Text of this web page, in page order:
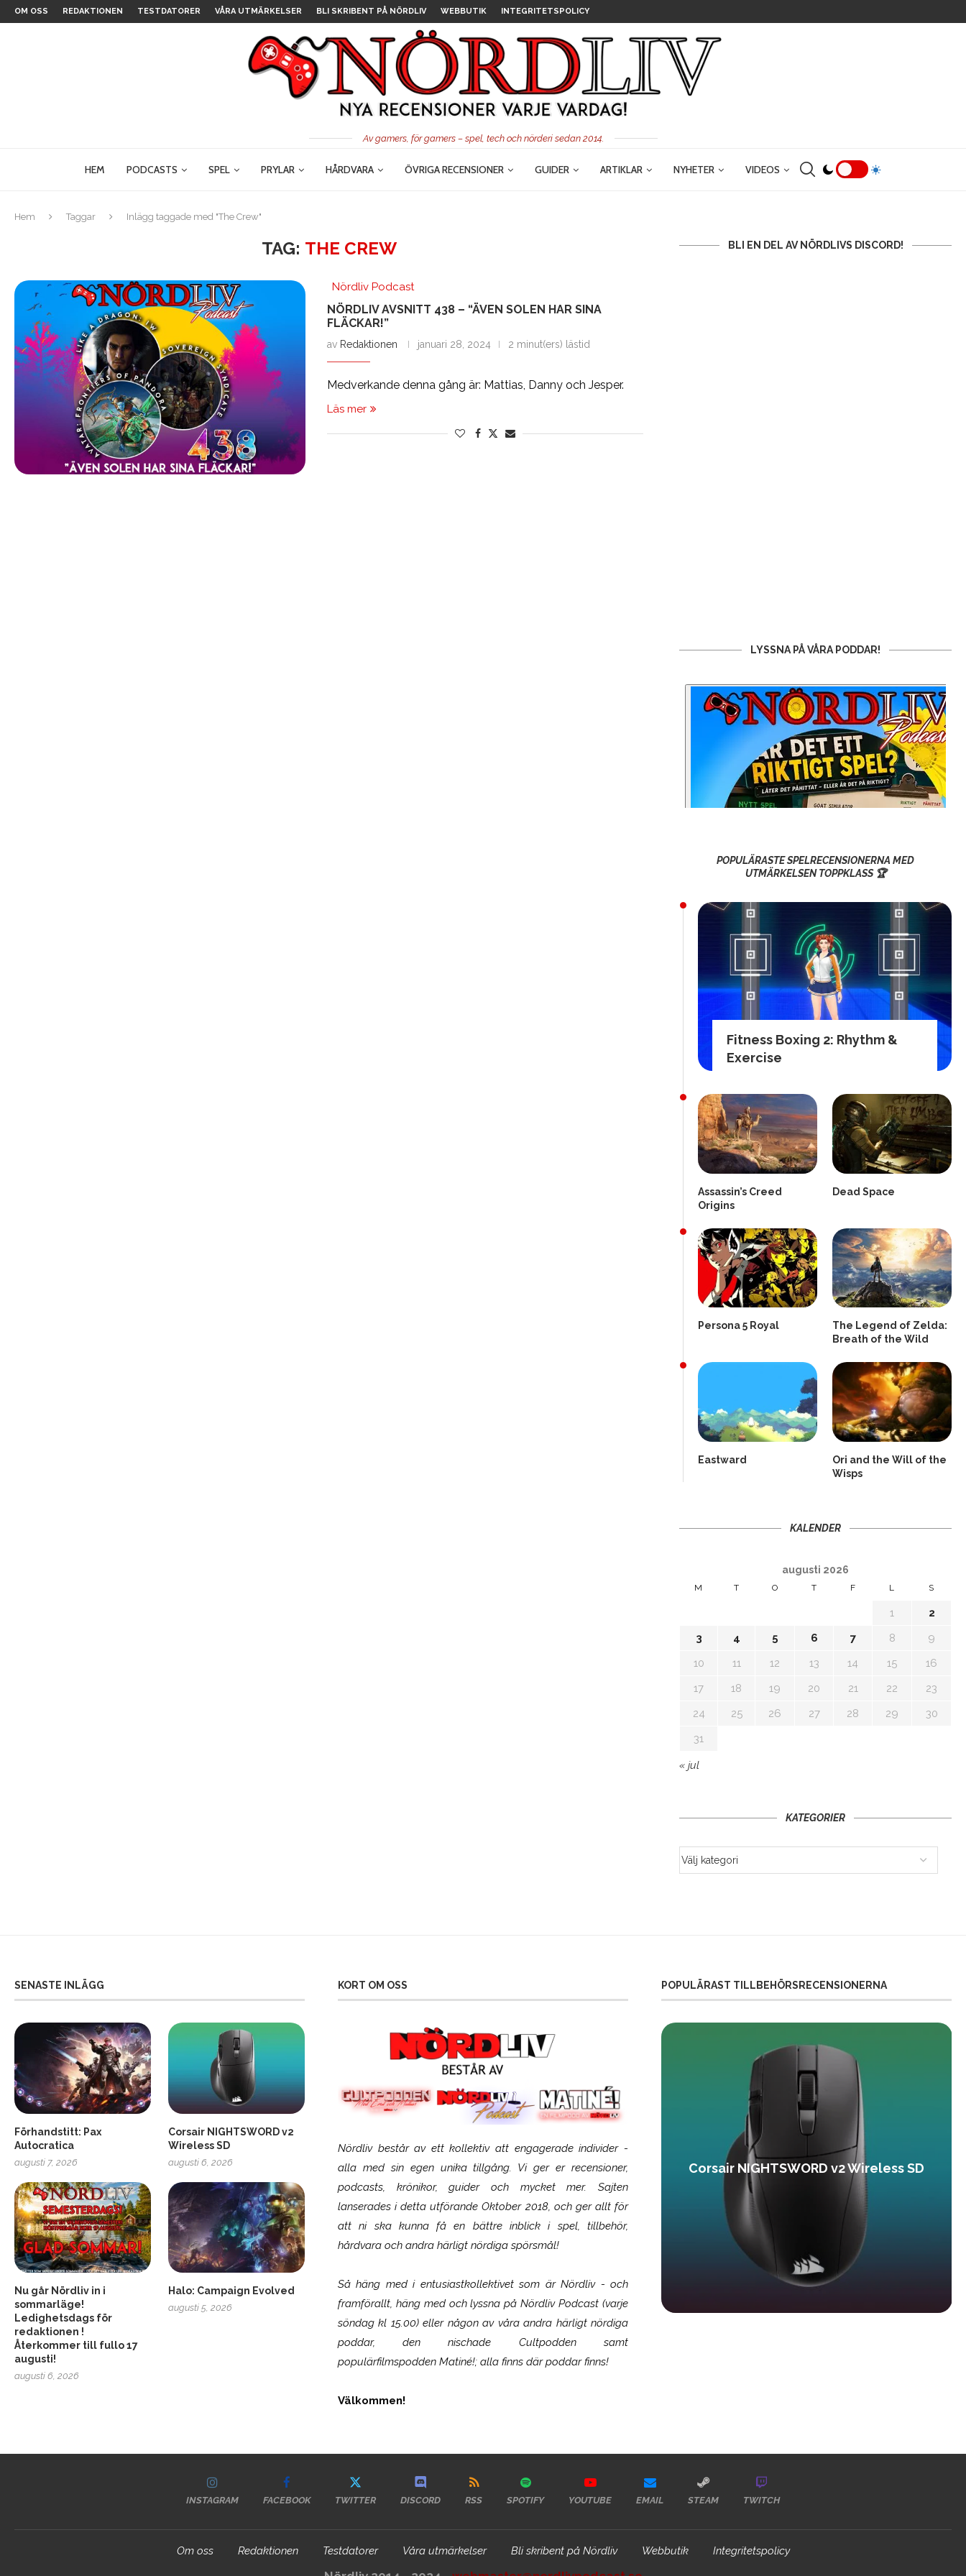
OM OSS REDAKTIONEN TESTDATORER VÅRA UTMÄRKELSER BLI SKRIBENT PÅ NÖRDLIV WEBBUTIK INTEGRITETSPOLICY
Av gamers, för gamers – spel, tech och nörderi sedan 2014.
HEM PODCASTS SPEL PRYLAR HÅRDVARA ÖVRIGA RECENSIONER GUIDER ARTIKLAR NYHETER VIDEOS
Hem Taggar Inlägg taggade med "The Crew"
TAG: THE CREW
Nördliv Podcast
NÖRDLIV AVSNITT 438 – “ÄVEN SOLEN HAR SINA
FLÄCKAR!”
av Redaktionen januari 28, 2024 2 minut(ers) lästid
Medverkande denna gång är: Mattias, Danny och Jesper.
Läs mer
BLI EN DEL AV NÖRDLIVS DISCORD!
LYSSNA PÅ VÅRA PODDAR!
POPULÄRASTE SPELRECENSIONERNA MED
UTMÄRKELSEN TOPPKLASS 🏆
Fitness Boxing 2: Rhythm &
Exercise
Assassin’s Creed
Origins
Dead Space
Persona 5 Royal
The Legend of Zelda:
Breath of the Wild
Eastward
Ori and the Will of the
Wisps
KALENDER
augusti 2026
M T O T F L S
1
2
3
4 5 6 7 8
9
10
11 12 13 14 15
16
17
18 19 20 21 22
23
24
25 26 27 28 29
30
31
« jul
KATEGORIER
SENASTE INLÄGG
Förhandstitt: Pax
Autocratica
augusti 7, 2026
Corsair NIGHTSWORD v2
Wireless SD
augusti 6, 2026
Nu går Nördliv in i
sommarläge!
Ledighetsdags för
redaktionen !
Återkommer till fullo 17
augusti!
augusti 6, 2026
Halo: Campaign Evolved
augusti 5, 2026
KORT OM OSS
Nördliv består av ett kollektiv att engagerade individer -
alla med sin egen unika tillgång. Vi ger er recensioner,
podcasts, krönikor, guider och mycket mer. Sajten
lanserades i detta utförande Oktober 2018, och ger allt för
att ni ska kunna få en bättre inblick i spel, tillbehör,
hårdvara och andra härligt nördiga spörsmål!
Så häng med i entusiastkollektivet som ärNördliv- och
framförallt, häng med och lyssna på Nördliv Podcast (varje
söndag kl 15.00) eller någon av våra andra härligt nördiga
poddar, den nischade Cultpodden samt
populärfilmspodden Matiné!; alla finns där poddar finns!
Välkommen!
POPULÄRAST TILLBEHÖRSRECENSIONERNA
Soundcore Liberty 5 Pro SCUF Gaming Omega Corsair NIGHTSWORD v2 Wireless SD
INSTAGRAM FACEBOOK TWITTER DISCORD RSS SPOTIFY YOUTUBE EMAIL STEAM TWITCH
Om oss Redaktionen Testdatorer Våra utmärkelser Bli skribent på Nördliv Webbutik Integritetspolicy